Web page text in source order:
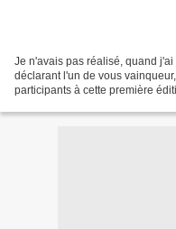
Je n'avais pas réalisé, quand
déclarant l'un de vous
participants à cette première